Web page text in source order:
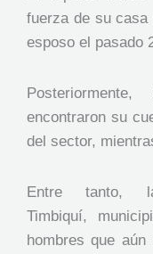
fuerza de su casa
esposo el pasado
encontraron su
del sector,
Entre tanto,
Timbiquí,
hombres que